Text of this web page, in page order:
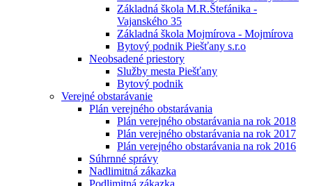
Základná škola M.R.Štefánika -
Vajanského 35
Základná škola Mojmírova - Mojmírova
Bytový podnik Piešťany s.r.o
Neobsadené priestory
Služby mesta Piešťany
Bytový podnik
Verejné obstarávanie
Plán verejného obstarávania
Plán verejného obstarávania na rok 2018
Plán verejného obstarávania na rok 2017
Plán verejného obstarávania na rok 2016
Súhrnné správy
Nadlimitná zákazka
Podlimitná zákazka